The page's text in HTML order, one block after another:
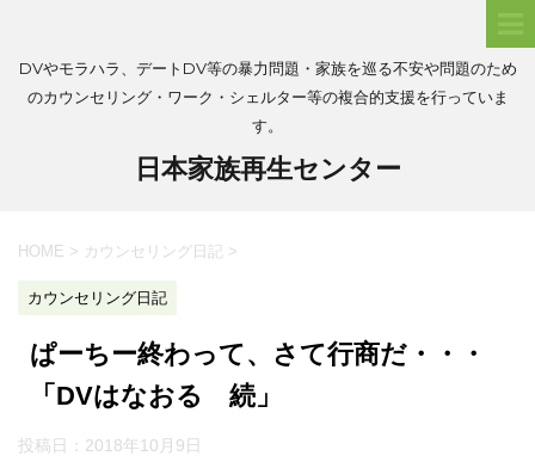
DVやモラハラ、デートDV等の暴力問題・家族を巡る不安や問題のため
のカウンセリング・ワーク・シェルター等の複合的支援を行っていま
す。
日本家族再生センター
HOME > カウンセリング日記 >
カウンセリング日記
ぱーちー終わって、さて行商だ・・・
「DVはなおる 続」
投稿日： 2018年10月9日